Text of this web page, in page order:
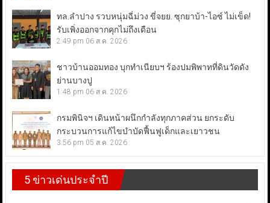
ทล.ลำปาง รวบหนุ่มฉี่ม่วง ขี่จยย. ซุกยาบ้า-ไอซ์ ไม่เข็ด!
รับเพิ่งออกจากคุกไม่ถึงเดือน
2:49 pm 06 ส.ค. 2026
ชาวบ้านออมทอง บุกทำเนียบฯ ร้องปมพิพาทที่ดินวัดดัง
ย่านบางปู
1:48 pm 06 ส.ค. 2026
กรมพินิจฯ เดินหน้าผนึกกำลังทุกภาคส่วน ยกระดับ
กระบวนการแก้ไขบำบัดฟื้นฟูเด็กและเยาวชน
3:56 pm 05 ส.ค. 2026
5 ข่าวเด่นประจำปี